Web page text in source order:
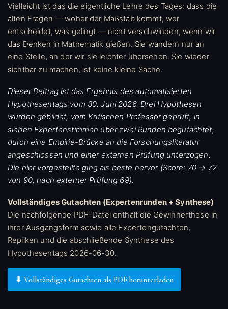
Vielleicht ist das die eigentliche Lehre des Tages: dass die
alten Fragen — woher der Maßstab kommt, wer
entscheidet, was gelingt — nicht verschwinden, wenn wir
das Denken in Mathematik gießen. Sie wandern nur an
eine Stelle, an der wir sie leichter übersehen. Sie wieder
sichtbar zu machen, ist keine kleine Sache.
Dieser Beitrag ist das Ergebnis des automatisierten
Hypothesentags vom 30. Juni 2026. Drei Hypothesen
wurden gebildet, vom Kritischen Professor geprüft, in
sieben Expertenstimmen über zwei Runden begutachtet,
durch eine Empirie-Brücke an die Forschungsliteratur
angeschlossen und einer externen Prüfung unterzogen.
Die hier vorgestellte ging als beste hervor (Score: 70 → 72
von 90, nach externer Prüfung 69).
Vollständiges Gutachten (Expertenrunden + Synthese)
Die nachfolgende PDF-Datei enthält die Gewinnerthese in
ihrer Ausgangsform sowie alle Expertengutachten,
Repliken und die abschließende Synthese des
Hypothesentags 2026-06-30.
⬇ Vollständiges Gutachten als PDF herunterladen